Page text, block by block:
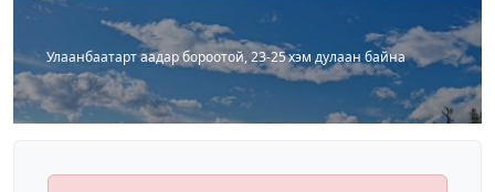
Улаанбаатарт аадар бороотой, 23-25 хэм дулаан байна